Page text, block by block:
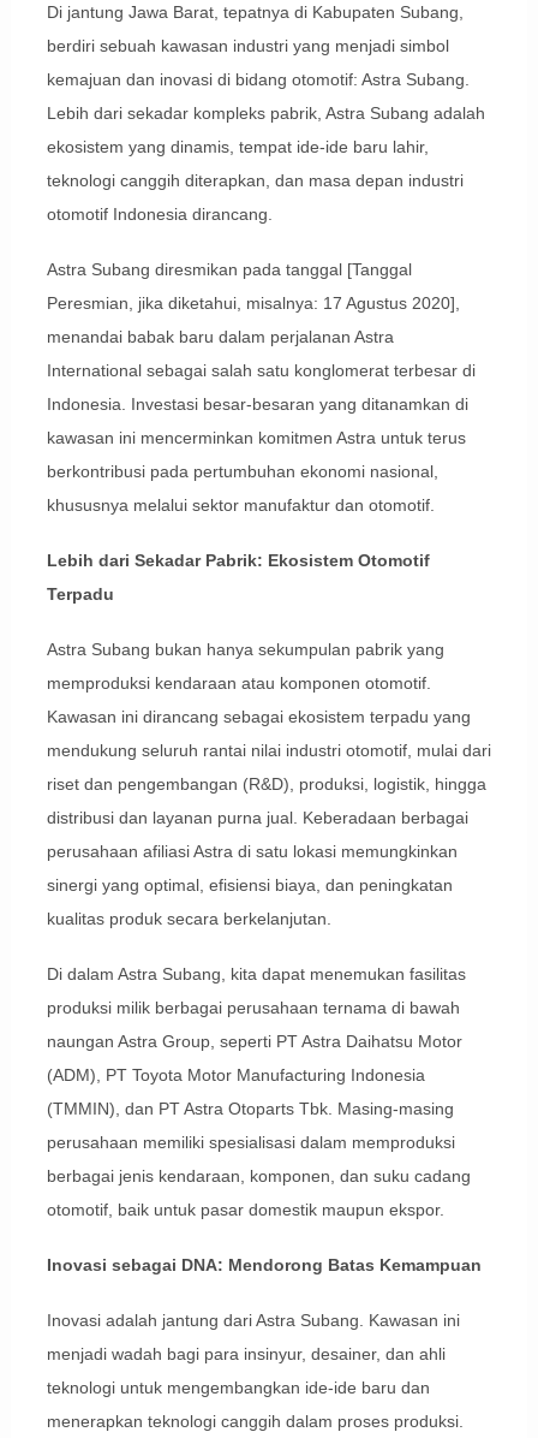
Di jantung Jawa Barat, tepatnya di Kabupaten Subang,
berdiri sebuah kawasan industri yang menjadi simbol
kemajuan dan inovasi di bidang otomotif: Astra Subang.
Lebih dari sekadar kompleks pabrik, Astra Subang adalah
ekosistem yang dinamis, tempat ide-ide baru lahir,
teknologi canggih diterapkan, dan masa depan industri
otomotif Indonesia dirancang.
Astra Subang diresmikan pada tanggal [Tanggal
Peresmian, jika diketahui, misalnya: 17 Agustus 2020],
menandai babak baru dalam perjalanan Astra
International sebagai salah satu konglomerat terbesar di
Indonesia. Investasi besar-besaran yang ditanamkan di
kawasan ini mencerminkan komitmen Astra untuk terus
berkontribusi pada pertumbuhan ekonomi nasional,
khususnya melalui sektor manufaktur dan otomotif.
Lebih dari Sekadar Pabrik: Ekosistem Otomotif
Terpadu
Astra Subang bukan hanya sekumpulan pabrik yang
memproduksi kendaraan atau komponen otomotif.
Kawasan ini dirancang sebagai ekosistem terpadu yang
mendukung seluruh rantai nilai industri otomotif, mulai dari
riset dan pengembangan (R&D), produksi, logistik, hingga
distribusi dan layanan purna jual. Keberadaan berbagai
perusahaan afiliasi Astra di satu lokasi memungkinkan
sinergi yang optimal, efisiensi biaya, dan peningkatan
kualitas produk secara berkelanjutan.
Di dalam Astra Subang, kita dapat menemukan fasilitas
produksi milik berbagai perusahaan ternama di bawah
naungan Astra Group, seperti PT Astra Daihatsu Motor
(ADM), PT Toyota Motor Manufacturing Indonesia
(TMMIN), dan PT Astra Otoparts Tbk. Masing-masing
perusahaan memiliki spesialisasi dalam memproduksi
berbagai jenis kendaraan, komponen, dan suku cadang
otomotif, baik untuk pasar domestik maupun ekspor.
Inovasi sebagai DNA: Mendorong Batas Kemampuan
Inovasi adalah jantung dari Astra Subang. Kawasan ini
menjadi wadah bagi para insinyur, desainer, dan ahli
teknologi untuk mengembangkan ide-ide baru dan
menerapkan teknologi canggih dalam proses produksi.